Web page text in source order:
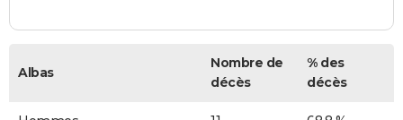
Albas
Nombre de
décès
% des
décès